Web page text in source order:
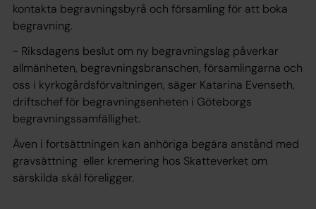
kontakta begravningsbyrå och församling för att boka
begravning.
- Riksdagens beslut om ny begravningslag påverkar
allmänheten, begravningsbranschen, församlingarna och
oss i kyrkogårdsförvaltningen, säger Katarina Evenseth,
driftschef för begravningsenheten i Göteborgs
begravningssamfällighet.
Även i fortsättningen kan anhöriga begära anstånd med
gravsättning eller kremering hos Skatteverket om
särskilda skäl föreligger.